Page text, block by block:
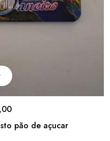
pão de açucar